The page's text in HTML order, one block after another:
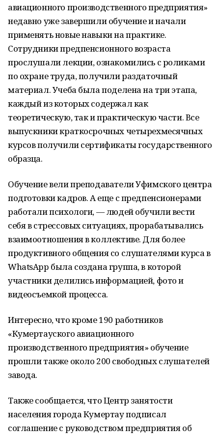
авиационного производственного предприятия»
недавно уже завершили обучение и начали
применять новые навыки на практике.
Сотрудники предпенсионного возраста
прослушали лекции, ознакомились с роликами
по охране труда, получили раздаточный
материал. Учеба была поделена на три этапа,
каждый из которых содержал как
теоретическую, так и практическую части. Все
выпускники краткосрочных четырехмесячных
курсов получили сертификаты государственного
образца.
Обучение вели преподаватели Уфимского центра
подготовки кадров. А еще с предпенсионерами
работали психологи, — людей обучили вести
себя в стрессовых ситуациях, прорабатывались
взаимоотношения в коллективе. Для более
продуктивного общения со слушателями курса в
WhatsApp была создана группа, в которой
участники делились информацией, фото и
видеосъемкой процесса.
Интересно, что кроме 190 работников
«Кумертауского авиационного
производственного предприятия» обучение
прошли также около 200 свободных слушателей
завода.
Также сообщается, что Центр занятости
населения города Кумертау подписал
соглашение с руководством предприятия об